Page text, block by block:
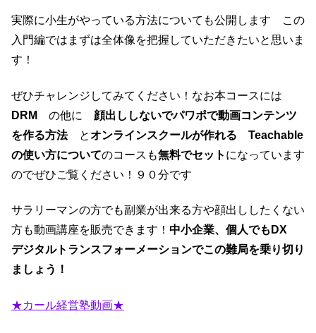
実際に小生がやっている方法についても公開します この
入門編ではまずは全体像を把握していただきたいと思いま
す！
ぜひチャレンジしてみてください！なお本コースには
DRM
の他に 顔出ししないでパワポで動画コンテンツ
を作る方法とオンラインスクールが作れる Teachable
の使い方についてのコースも無料でセット になっています
のでぜひご覧ください！９０分です
サラリーマンの方でも副業が出来る方や顔出ししたくない
方も動画講座を販売できます！ 中小企業、個人でもDX
デジタルトランスフォーメーションでこの難局を乗り切り
ましょう！
★カール経営塾動画★